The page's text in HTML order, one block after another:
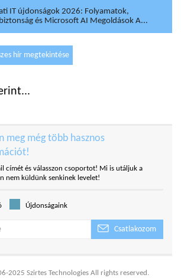
IT újdonságok 2026: Folyamatok,
és Microsoft AI Megoldások A...
hír megtekintése
meg még több hasznos
címét és válasszon csoportot! Mi is utáljuk a
nem küldünk senkinek levelet!
Újdonságaink
Csatlakozom
2025 Szirtes Technologies All rights reserved.